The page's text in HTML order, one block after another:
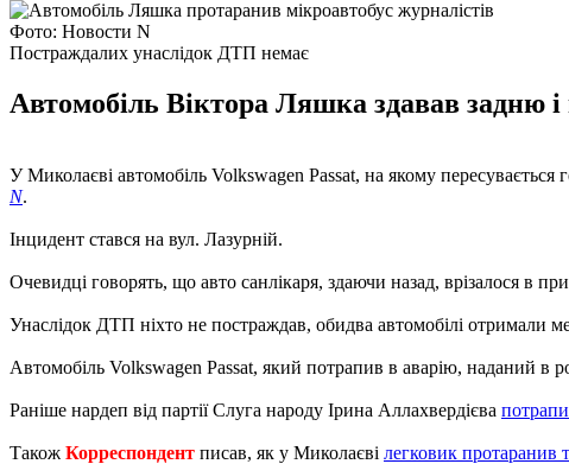
Фото: Новости N
Постраждалих унаслідок ДТП немає
Автомобіль Віктора Ляшка здавав задню і
У Миколаєві автомобіль Volkswagen Passat, на якому
N.
Інцидент стався на вул. Лазурній.
Очевидці говорять, що авто санлікаря, здаючи назад, врізалося в
Унаслідок ДТП ніхто не постраждав, обидва автомобілі отримали
Автомобіль Volkswagen Passat, який потрапив в аварію, наданий в
Раніше нардеп від партії Слуга народу Ірина Аллахвердієва
Також Корреспондент писав, як у Миколаєві легковик протаранив